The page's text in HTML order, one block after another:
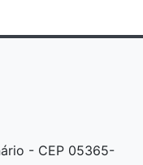
- CEP 05365-